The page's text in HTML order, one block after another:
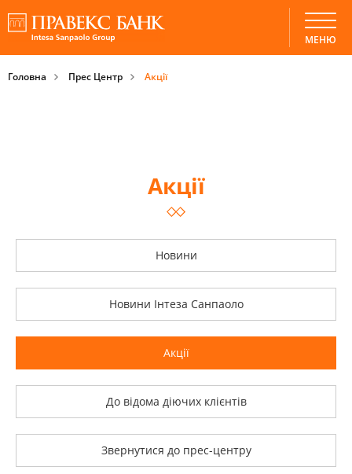
МЕНЮ
Головна Прес Центр Акції
Акції
Новини
Новини Інтеза Санпаоло
Акції
До відома діючих клієнтів
Звернутися до прес-центру